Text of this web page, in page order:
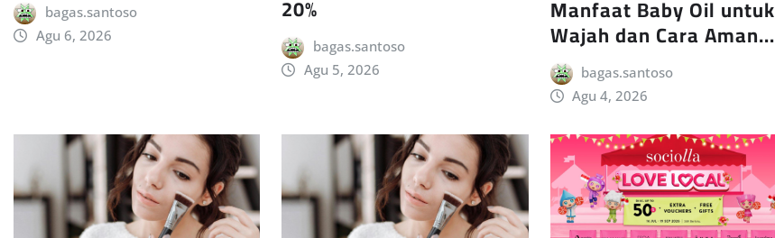
bagas.santoso
Agu 6, 2026
20%
bagas.santoso
Agu 5, 2026
Manfaat Baby Oil untuk
Wajah dan Cara Aman…
bagas.santoso
Agu 4, 2026